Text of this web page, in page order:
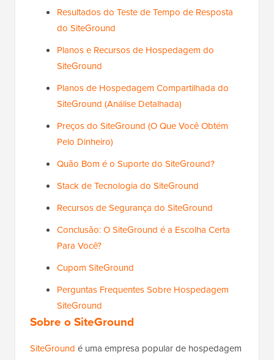
Resultados do Teste de Tempo de Resposta
do SiteGround
Planos e Recursos de Hospedagem do
SiteGround
Planos de Hospedagem Compartilhada do
SiteGround (Análise Detalhada)
Preços do SiteGround (O Que Você Obtém
Pelo Dinheiro)
Quão Bom é o Suporte do SiteGround?
Stack de Tecnologia do SiteGround
Recursos de Segurança do SiteGround
Conclusão: O SiteGround é a Escolha Certa
Para Você?
Cupom SiteGround
Perguntas Frequentes Sobre Hospedagem
SiteGround
Sobre o SiteGround
SiteGround é uma empresa popular de hospedagem